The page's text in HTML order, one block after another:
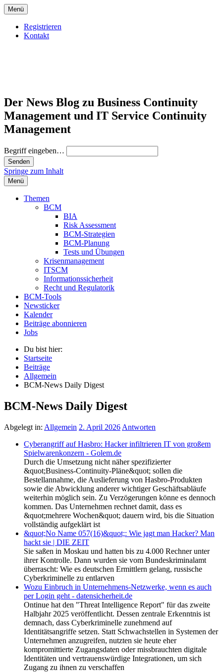
Menü
Registrieren
Kontakt
Der News Blog zu Business Continuity
Management und IT Service Continuity
Management
Begriff eingeben…
Springe zum Inhalt
Menü
Themen
BCM
BIA
Risk Assessment
BCM-Strategien
BCM-Planung
Tests und Übungen
Krisenmanagement
ITSCM
Informationssicherheit
Recht und Regulatorik
BCM-Tools
Newsticker
Kalender
Beiträge abonnieren
Jobs
Du bist hier:
Startseite
Beiträge
Allgemein
BCM-News Daily Digest
BCM-News Daily Digest
Abgelegt in: Allgemein 2. April 2026 Antworten
Cyberangriff auf Hasbro: Hacker infiltrieren IT von großem
Spielwarenkonzern - Golem.de
Durch die Umsetzung nicht näher spezifizierter
&quot;Business-Continuity-Pläne&quot; sollen die
Bestellannahme, die Auslieferung von Hasbro-Produkten
sowie die Abwicklung anderer wichtiger Geschäftsabläufe
weiterhin möglich sein. Zu Verzögerungen könne es dennoch
kommen. Das Unternehmen rechnet damit, dass es
&quot;mehrere Wochen&quot; dauern wird, bis die Situation
vollständig aufgeklärt ist
&quot;No Name 057(16)&quot;: Wie jagt man Hacker? Man
hackt sie | DIE ZEIT
Sie saßen in Moskau und hatten bis zu 4.000 Rechner unter
ihrer Kontrolle. Dann wurden sie vom Bundeskriminalamt
überrascht: Wie es deutschen Ermittlern gelang, russische
Cyberkriminelle zu entlarven
Wozu Einbruch in Unternehmens-Netzwerke, wenn es auch
per Login geht - datensicherheit.de
Ontinue hat den "Threat Intelligence Report" für das zweite
Halbjahr 2025 veröffentlicht. Dessen zentrale Erkenntnis ist
demnach, dass Cyberkriminelle zunehmend auf
Identitätsangriffe setzen. Statt Schwachstellen in Systemen der
Unternehmen anzugreifen, nutzten sie heute eher
kompromittierte Zugangsdaten oder missbrauchten digitale
Identitäten und vertrauenswürdige Integrationen, um sich
Zugang zu ihnen zu verschaffen